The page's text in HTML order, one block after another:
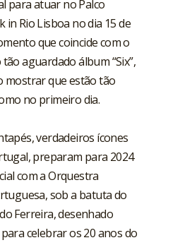
para atuar no Palco
in Rio Lisboa no dia 15 de
que coincide com o
aguardado álbum “Six”,
mostrar que estão tão
no primeiro dia.
verdadeiros ícones
preparam para 2024
com a Orquestra
sob a batuta do
Ferreira, desenhado
celebrar os 20 anos do